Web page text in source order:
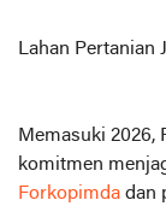
Lahan Pertanian
Memasuki 2026,
komitmen
Forkopimda dan